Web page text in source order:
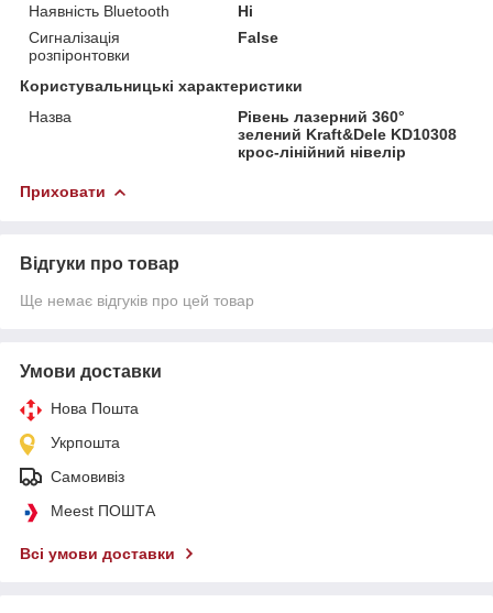
Наявність Bluetooth
Ні
Сигналізація
розпіронтовки
False
Користувальницькі характеристики
Назва
Рівень лазерний 360°
зелений Kraft&Dele KD10308
крос-лінійний нівелір
Приховати
Відгуки про товар
Ще немає відгуків про цей товар
Умови доставки
Нова Пошта
Укрпошта
Самовивіз
Meest ПОШТА
Всі умови доставки